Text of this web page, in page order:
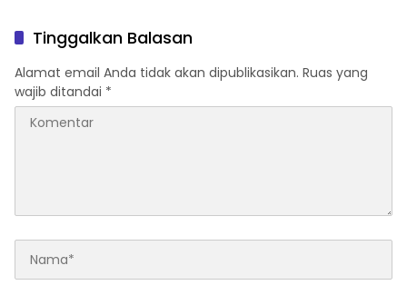
Tinggalkan Balasan
Alamat email Anda tidak akan dipublikasikan. Ruas yang
wajib ditandai *